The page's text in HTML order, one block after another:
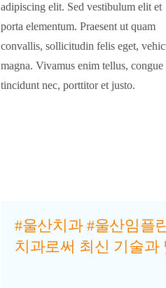
adipiscing elit. Sed vestibulum elit et
porta elementum. Praesent ut quam
convallis, sollicitudin felis eget,
magna. Vivamus enim tellus, congue
tincidunt nec, porttitor et justo.
#울산치과 #울산임플
치과로써 최신 기술과